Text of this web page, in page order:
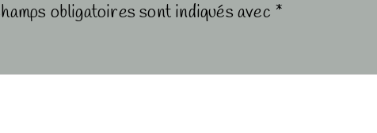
obligatoires sont indiqués avec *